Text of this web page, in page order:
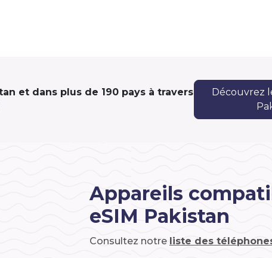
et dans plus de 190 pays à travers
Découvrez
Appareils
eSIM Pakistan
Consultez notre liste des